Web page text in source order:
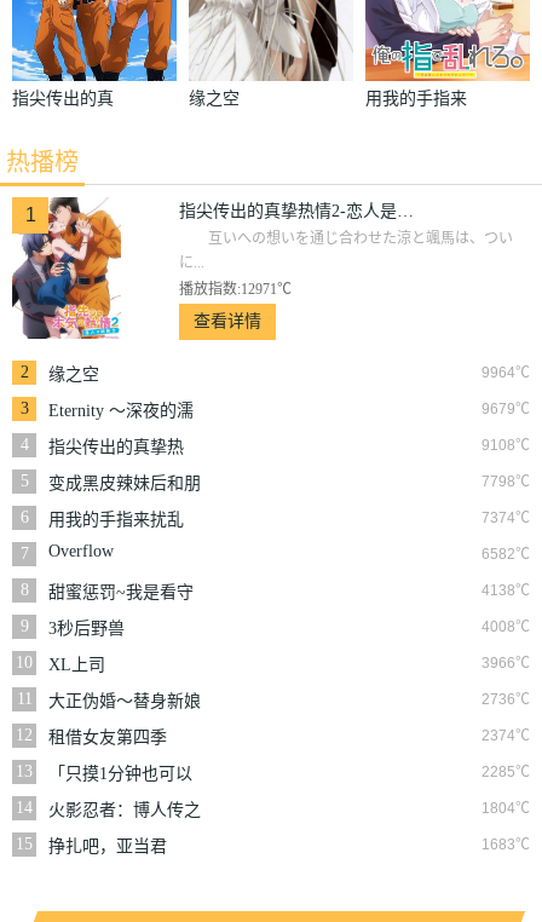
指尖传出的真
竹马是消防
员-
缘之空
用我的手指来
人的沙龙…～
热播榜
1 指尖传出的真挚热情2-恋人是消防员-
互いへの想いを通じ合わせた涼と颯馬は、つい
に...
播放指数:12971℃
查看详情
2 9964℃
缘之空
3
9679℃
Eternity ～深夜的濡
恋频道♡～
4 9108℃
指尖传出的真挚热
情-青梅竹马是消防
员-
5 7798℃
变成黑皮辣妹后和朋
友做了
6 7374℃
用我的手指来扰乱
吧。～在打烊后仅剩
7 6582℃
Overflow
8 4138℃
甜蜜惩罚~我是看守
专用宠物
9 4008℃
3秒后野兽
10
3966℃
XL上司
11
2736℃
大正伪婚～替身新娘
与军服的猛爱
12 2374℃
租借女友第四季
13
2285℃
「只摸1分钟也可以
哦…」共享房屋的秘
密规则。
14 1804℃
火影忍者：博人传之
次世代继承者
15 1683℃
挣扎吧，亚当君